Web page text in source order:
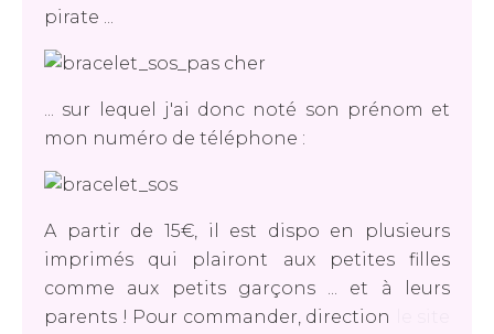
pirate ...
... sur lequel j'ai donc noté son prénom et
mon numéro de téléphone :
A partir de 15€, il est dispo en plusieurs
imprimés qui plairont aux petites filles
comme aux petits garçons ... et à leurs
parents ! Pour commander, direction